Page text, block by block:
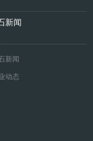
新闻
新闻
动态